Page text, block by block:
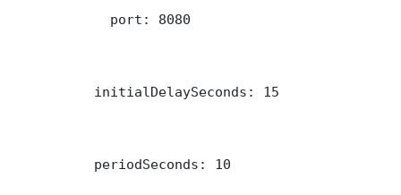
            port: 8080
          initialDelaySeconds: 15
          periodSeconds: 10